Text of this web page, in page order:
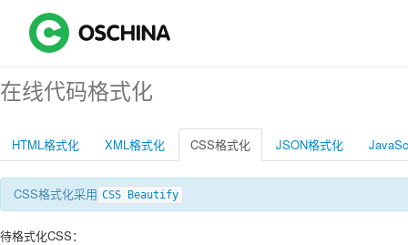
在线代码格式化
HTML格式化 XML格式化 CSS格式化 JSON格式化
CSS格式化采用 CSS Beautify
待格式化CSS：